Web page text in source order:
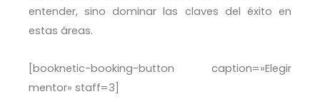
entender, sino dominar las claves del éxito en
estas áreas.
[booknetic-booking-button caption=»Elegir
mentor» staff=3]